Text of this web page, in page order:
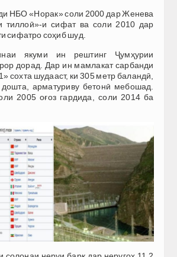
НБО «Норак» соли 2000 дар Женева
тиллоӣ»-и сифат ва соли 2010 дар
сифатро соҳиб шуд.
якуми ин рештинг Ҷумҳурии
дорад. Дар ин мамлакат сарбанди
сохта шудааст, ки 305 метр баландӣ,
арматуриву бетонӣ мебошад.
2005 оғоз гардида, соли 2014 ба